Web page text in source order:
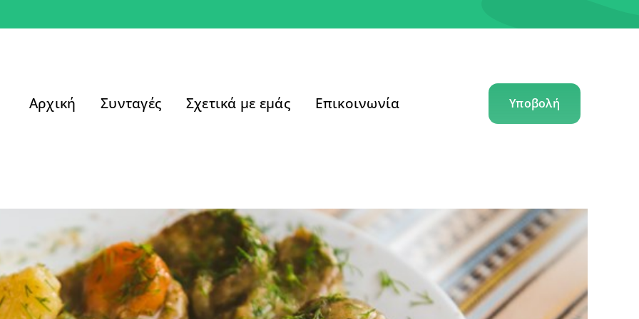
Αρχική Συνταγές Σχετικά με εμάς Επικοινωνία Υποβολή